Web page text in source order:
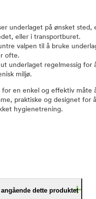
underlaget på ønsket sted,
eller i transportburet.
valpen til å bruke
ofte.
underlaget regelmessig for
miljø.
for en enkel og effektiv måte
praktiske og designet for
hygienetrening.
dette produktet